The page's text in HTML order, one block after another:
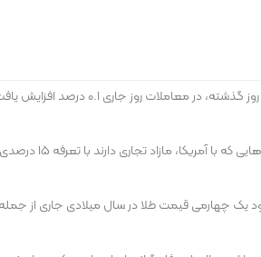
دولت آمریکا،